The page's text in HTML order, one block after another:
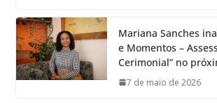
Mariana Sanches
e Momentos –
Cerimonial” no
7 de maio de 2026